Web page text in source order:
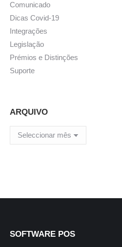
Comunicado
Dicas Covid-19
Integrações
Legislação
Prémios e Distinções
Suporte
ARQUIVO
ARQUIVO
SOFTWARE POS